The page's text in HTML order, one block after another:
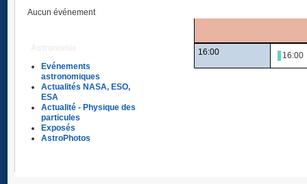
Aucun événement
Evénements
astronomiques
Actualités NASA, ESO,
ESA
Actualité - Physique des
particules
Exposés
AstroPhotos
16:00 16:00